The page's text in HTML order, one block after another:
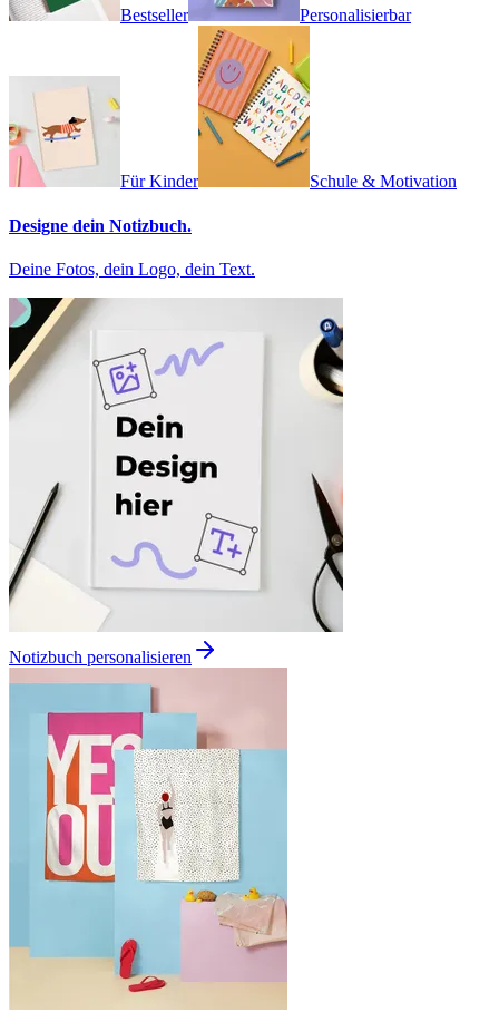
Bestseller Personalisierbar
Für Kinder Schule & Motivation
Designe dein Notizbuch.
Deine Fotos, dein Logo, dein Text.
Notizbuch personalisieren